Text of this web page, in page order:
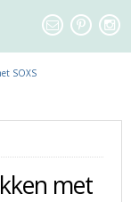
SOXS
met